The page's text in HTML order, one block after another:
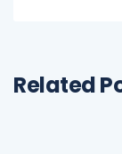
Related